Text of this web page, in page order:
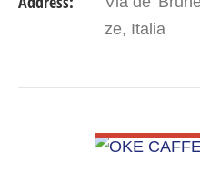
ze, Italia